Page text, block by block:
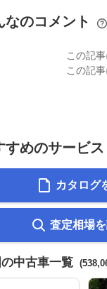
なのコメント
この記
この記
すめのサービス
カタログ
査定相場
中古車一覧